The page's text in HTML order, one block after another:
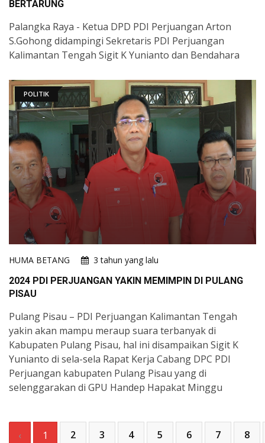
BERTARUNG
Palangka Raya - Ketua DPD PDI Perjuangan Arton
S.Gohong didampingi Sekretaris PDI Perjuangan
Kalimantan Tengah Sigit K Yunianto dan Bendahara
POLITIK
HUMA BETANG
3 tahun yang lalu
2024 PDI PERJUANGAN YAKIN MEMIMPIN DI PULANG
PISAU
Pulang Pisau – PDI Perjuangan Kalimantan Tengah
yakin akan mampu meraup suara terbanyak di
Kabupaten Pulang Pisau, hal ini disampaikan Sigit K
Yunianto di sela-sela Rapat Kerja Cabang DPC PDI
Perjuangan kabupaten Pulang Pisau yang di
selenggarakan di GPU Handep Hapakat Minggu
‹ 1 2 3 4 5 6 7 8